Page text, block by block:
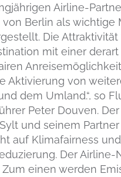
Airline-
Berlin als wichtige
Die
mit einer
Aktivierung von
dem Umland.“, so
Peter Douven.
und seinem Partner
auf Klimafairness und
Der Airline-
Zum einen werden